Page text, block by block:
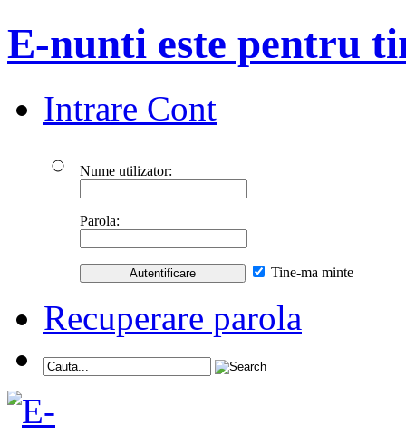
E-nunti este pentru
Intrare Cont
Nume utilizator:
Parola:
Tine-ma minte
Recuperare parola